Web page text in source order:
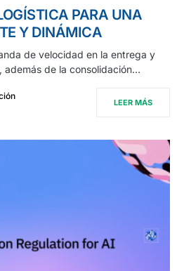
PARA UNA
Y DINÁMICA
de velocidad en la entrega y
además de la consolidación…
LEER MÁS